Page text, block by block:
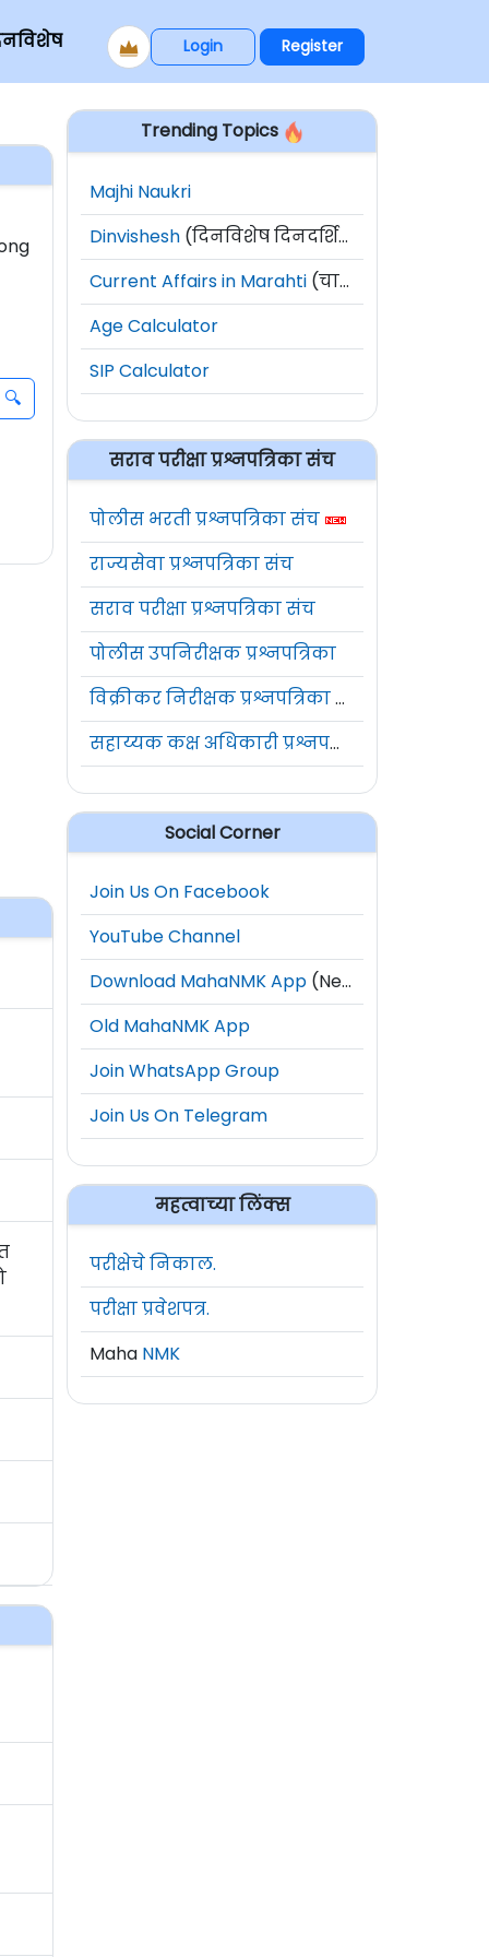
Login Register
Trending Topics
Majhi Naukri
Dinvishesh (दिनविशेष दिनदर्शिका)
Current Affairs in Marahti (चालू घडामोडी)
Age Calculator
SIP Calculator
सराव परीक्षा प्रश्नपत्रिका संच
पोलीस भरती प्रश्नपत्रिका संच
राज्यसेवा प्रश्नपत्रिका संच
सराव परीक्षा प्रश्नपत्रिका संच
पोलीस उपनिरीक्षक प्रश्नपत्रिका
विक्रीकर निरीक्षक प्रश्नपत्रिका संच
सहाय्यक कक्ष अधिकारी प्रश्नपत्रिका संच
Social Corner
Join Us On Facebook
YouTube Channel
Download MahaNMK App (New)
Old MahaNMK App
Join WhatsApp Group
Join Us On Telegram
महत्वाच्या लिंक्स
परीक्षेचे निकाल.
परीक्षा प्रवेशपत्र.
Maha NMK